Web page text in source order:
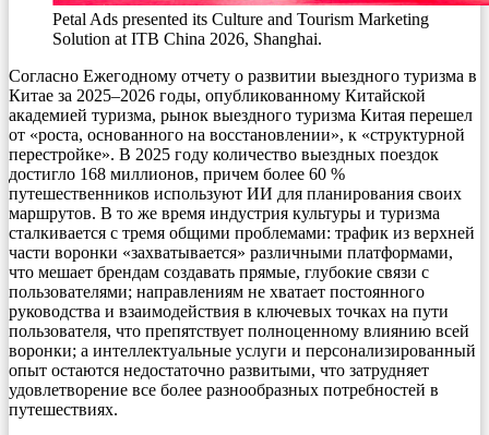
Petal Ads presented its Culture and Tourism Marketing
Solution at ITB China 2026, Shanghai.
Согласно Ежегодному отчету о развитии выездного туризма в
Китае за 2025–2026 годы, опубликованному Китайской
академией туризма, рынок выездного туризма Китая перешел
от «роста, основанного на восстановлении», к «структурной
перестройке». В 2025 году количество выездных поездок
достигло 168 миллионов, причем более 60 %
путешественников используют ИИ для планирования своих
маршрутов. В то же время индустрия культуры и туризма
сталкивается с тремя общими проблемами: трафик из верхней
части воронки «захватывается» различными платформами,
что мешает брендам создавать прямые, глубокие связи с
пользователями; направлениям не хватает постоянного
руководства и взаимодействия в ключевых точках на пути
пользователя, что препятствует полноценному влиянию всей
воронки; а интеллектуальные услуги и персонализированный
опыт остаются недостаточно развитыми, что затрудняет
удовлетворение все более разнообразных потребностей в
путешествиях.